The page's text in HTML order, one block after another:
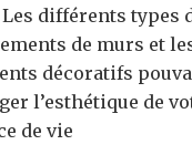
Les différents types
de murs et
décoratifs
l’esthétique de
de vie